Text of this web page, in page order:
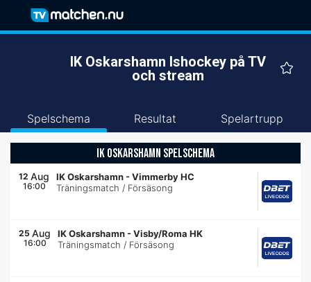
IK Oskarshamn Ishockey på TV
och stream
Spelschema Resultat Spelartrupp
IK OSKARSHAMN SPELSCHEMA
12 Aug
16:00
IK Oskarshamn -Vimmerby HC
Träningsmatch / Försäsong
25 Aug
16:00
IK Oskarshamn -Visby/Roma HK
Träningsmatch / Försäsong